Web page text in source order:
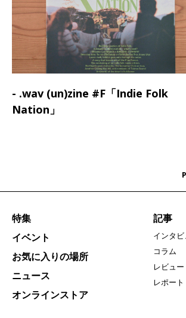
- .wav (un)zine #F「Indie Folk
Nation」
特集
イベント
お気に入りの場所
ニュース
オンラインストア
記事
インタビ
コラム
レビュー
レポート